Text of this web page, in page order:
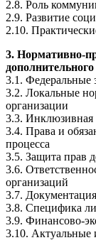
2.8. Роль
2.9. Развитие
2.10.
3. Нормативно-
3.1. Федеральные
3.2. Локальные
организации
3.3.
3.4. Права и
процесса
3.5. Защита прав
3.6.
организаций
3.7.
3.8. Специфика
3.9. Финансово-
3.10. Актуальные